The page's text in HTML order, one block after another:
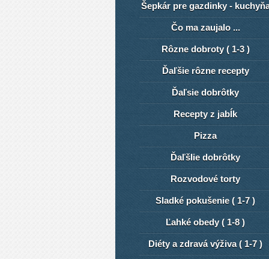
Šepkár pre gazdinky -
Čo ma zaujalo ...
Rôzne dobroty ( 1-3 )
Ďaľšie rôzne recepty
Ďaľsie dobrôtky
Recepty z jabĺk
Pizza
ĎaľšIie dobrôtky
Rozvodové torty
Sladké pokušenie ( 1-7 )
Ľahké obedy ( 1-8 )
Diéty a zdravá výživa ( 1-7 )